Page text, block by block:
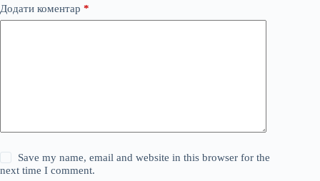
Додати коментар *
Save my name, email and website in this browser for the
next time I comment.